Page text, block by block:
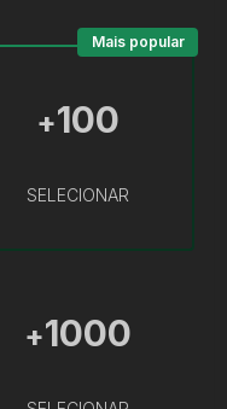
+100
SELECIONAR
Mais popular
+1000